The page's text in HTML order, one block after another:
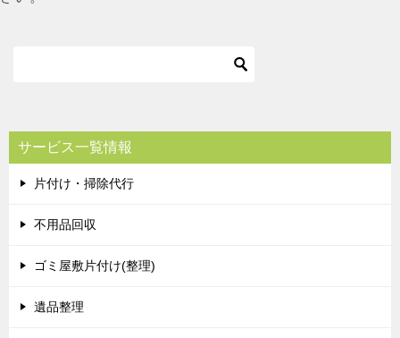
サービス一覧情報
片付け・掃除代行
不用品回収
ゴミ屋敷片付け(整理)
遺品整理